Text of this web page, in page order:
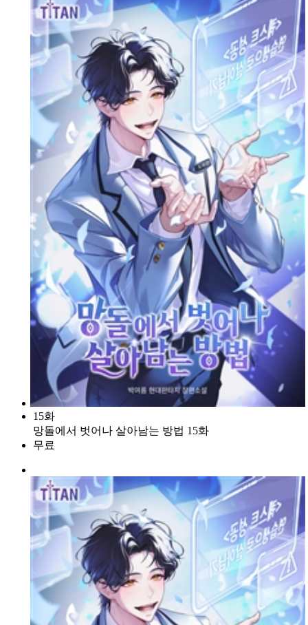
15화
망돌에서 벗어나 살아남는 방법 15화
무료